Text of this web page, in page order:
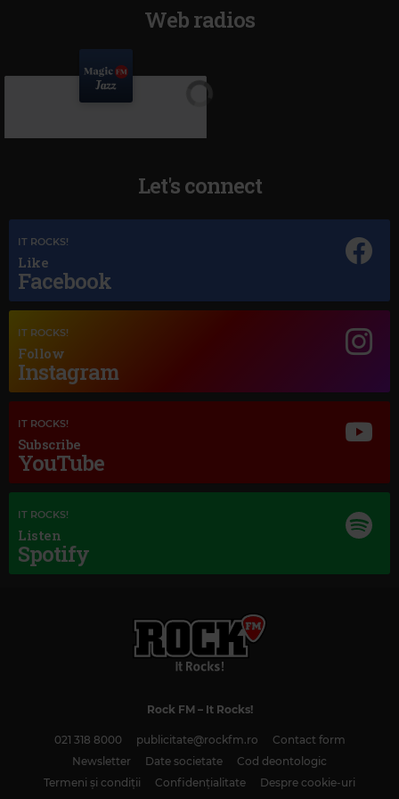
Web radios
Magic Jazz
Magic Classic Music
Let's connect
IT ROCKS!
Like
Facebook
IT ROCKS!
Follow
Instagram
IT ROCKS!
Subscribe
YouTube
IT ROCKS!
Listen
Spotify
Rock FM– It Rocks!
021 318 8000 publicitate@rockfm.ro
Contact form
Newsletter
Date societate
Cod deontologic
Termeni și condiții
Confidențialitate
Despre cookie-uri